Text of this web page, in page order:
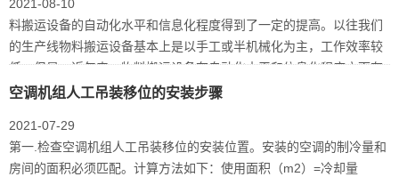
2021-08-10
料搬运设备的自动化水平和信息化程度得到了一定的提高。以往我们
的生产线物料搬运设备基本上是以手工或半机械化为主，工作效率较
低。但是，近年来，物料搬运设备在自动化水平和信息化程度方面有
了明显提高…
空调机组人工吊装移位的安装步骤
2021-07-29
第一.检查空调机组人工吊装移位的安装位置。安装的空调的制冷量和
房间的面积必须匹配。计算方法如下：使用面积（m2）=冷却量